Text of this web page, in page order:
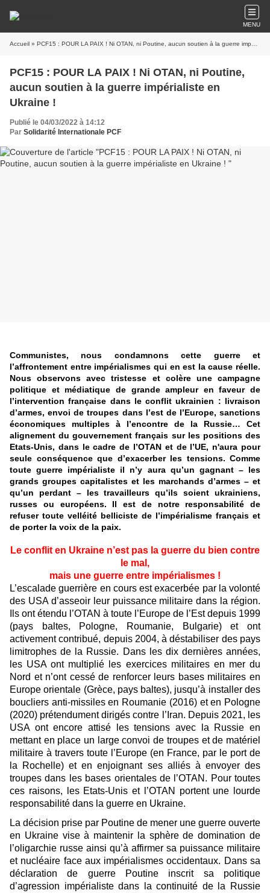
MENU
Accueil » PCF15 : POUR LA PAIX ! Ni OTAN, ni Poutine, aucun soutien à la guerre impérialiste en Ukraine !
PCF15 : POUR LA PAIX ! Ni OTAN, ni Poutine,
aucun soutien à la guerre impérialiste en
Ukraine !
Publié le 04/03/2022 à 14:12
Par Solidarité Internationale PCF
Communistes, nous condamnons cette guerre et
l’affrontement entre impérialismes qui en est la cause réelle.
Nous observons avec tristesse et colère une campagne
politique et médiatique de grande ampleur en faveur de
l’intervention française dans le conflit ukrainien : livraison
d’armes, envoi de troupes dans l’est de l’Europe, sanctions
économiques multiples à l’encontre de la Russie… Cet
alignement du gouvernement français sur les positions des
Etats-Unis, dans le cadre de l’OTAN et de l’UE, n'aura pour
seule conséquence que d’exacerber les tensions. Comme
toute guerre impérialiste il n’y aura qu’un gagnant – les
grands groupes capitalistes et les marchands d’armes – et
qu’un perdant – les travailleurs qu’ils soient ukrainiens,
russes ou européens. Il est de notre responsabilité de
refuser toute velléité belliciste de l’impérialisme français et
de porter la voix de la paix.
Le conflit en Ukraine n’est pas la guerre du bien contre
le mal,
mais une guerre entre impérialismes !
L’escalade guerrière en cours est exacerbée par la volonté
des USA d’asseoir leur puissance militaire dans la région.
Ils ont étendu l’OTAN à toute l’Europe de l’Est depuis 1999
(pays baltes, Pologne, Roumanie, Bulgarie) et ont
activement contribué, depuis 2004, à déstabiliser des pays
limitrophes de la Russie. Dans les dix dernières années,
les USA ont multiplié les exercices militaires en mer du
Nord et n’ont cessé de renforcer leurs bases militaires en
Europe orientale (Grèce, pays baltes), jusqu’à installer des
boucliers anti-missiles en Roumanie (2016) et en Pologne
(2020) prétendument dirigés contre l’Iran. Depuis 2021, les
USA ont encore attisé les tensions avec la Russie en
mettant en place un large convoi de troupes et de matériel
militaire à travers toute l’Europe (en France, par le port de
la Rochelle) et en enjoignant ses alliés à envoyer des
troupes dans les bases orientales de l’OTAN. Pour toutes
ces raisons, les Etats-Unis et l’OTAN portent une lourde
responsabilité dans la guerre en Ukraine.
La décision prise par Poutine de mener une guerre ouverte
en Ukraine vise à maintenir la sphère de domination de
l’oligarchie russe ainsi qu’à affirmer sa puissance militaire
et nucléaire face aux impérialismes occidentaux. Dans sa
déclaration de guerre Poutine inscrit sa politique
d’agression impérialiste dans la continuité de la Russie